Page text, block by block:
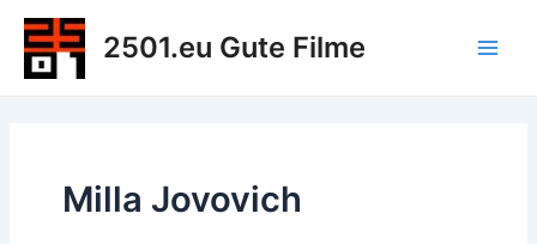
Zum
Inhalt
springen
2501.eu Gute Filme
Milla Jovovich